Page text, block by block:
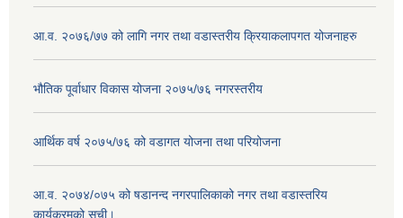
आ.व. २०७६/७७ को लागि नगर तथा वडास्तरीय क्रियाकलापगत योजनाहरु
भौतिक पूर्वाधार विकास योजना २०७५/७६ नगरस्तरीय
आर्थिक वर्ष २०७५/७६ को वडागत योजना तथा परियोजना
आ.व. २०७४/०७५ को षडानन्द नगरपालिकाको नगर तथा वडास्तरिय
कार्यक्रमको सुची।